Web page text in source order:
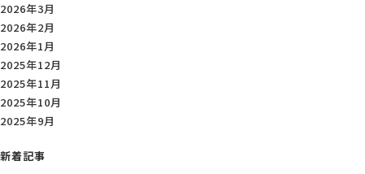
2026年3月
2026年2月
2026年1月
2025年12月
2025年11月
2025年10月
2025年9月
新着記事